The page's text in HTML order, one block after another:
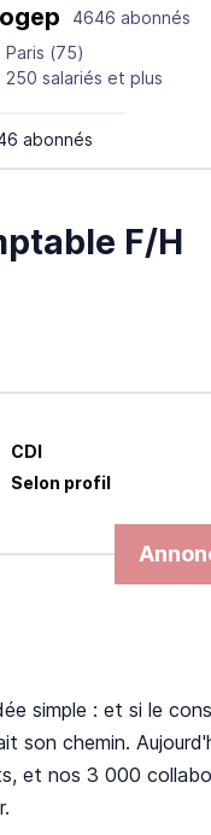
4646 abonnés
Paris (75)
250 salariés et plus
abonnés
F/H
CDI
Selon profil
simple : et si le
son chemin.
et nos 3 000